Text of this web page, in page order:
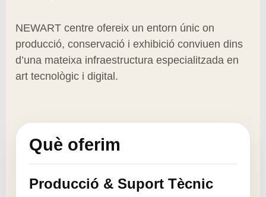
NEWART centre ofereix un entorn únic on
producció, conservació i exhibició conviuen dins
d’una mateixa infraestructura especialitzada en
art tecnològic i digital.
Què oferim
Producció & Suport Tècnic